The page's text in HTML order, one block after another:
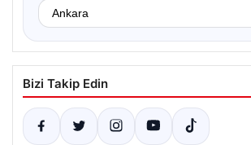
Bizi Takip Edin